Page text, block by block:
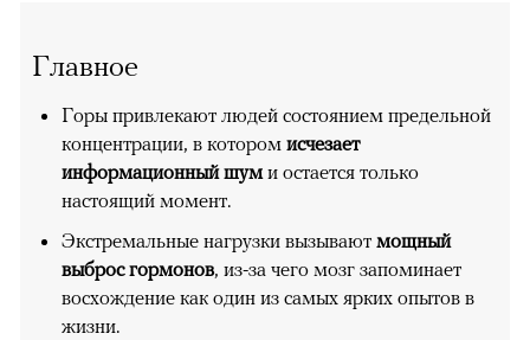
Главное
Горы привлекают людей состоянием предельной
концентрации, в котором исчезает
информационный шуми остается только
настоящий момент.
Экстремальные нагрузки вызывают мощный
выброс гормонов, из-за чего мозг запоминает
восхождение как один из самых ярких опытов в
жизни.